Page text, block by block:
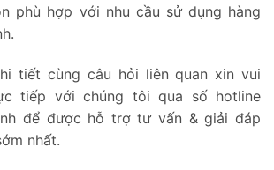
phù hợp với nhu cầu sử dụng hàng
tiết cùng câu hỏi liên quan xin vui
tiếp với chúng tôi qua số hotline
để được hỗ trợ tư vấn & giải đáp
nhất.